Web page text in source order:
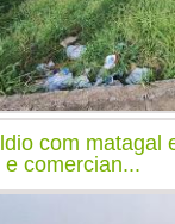
com matagal
comercian...